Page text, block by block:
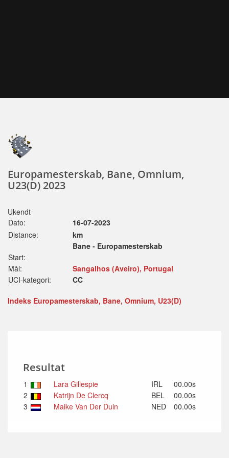
Europamesterskab, Bane, Omnium,
U23(D) 2023
Ukendt
Dato:
16-07-2023
Distance:
km
Bane - Europamesterskab
Start:
Mål:
Sangalhos (Aveiro), Portugal
UCI-kategori:
CC
Indeks Europamesterskab, Bane, Omnium, U23(D)
Resultat
1 Lara Gillespie IRL
00.00s
2
Katrijn De Clercq BEL
00.00s
3
Maike Van Der Duin NED 00.00s